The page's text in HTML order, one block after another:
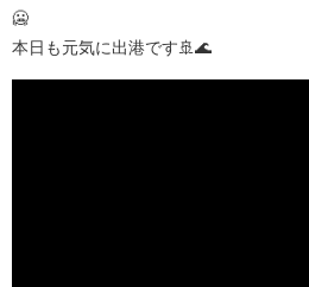
🥶
本日も元気に出港です🚢🌊